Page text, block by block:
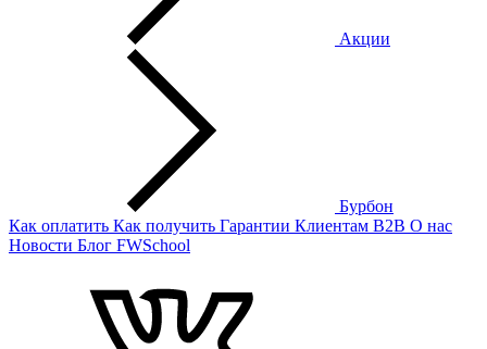
Акции
Бурбон
Как оплатить Как получить Гарантии Клиентам B2B О нас
Новости Блог FWSchool